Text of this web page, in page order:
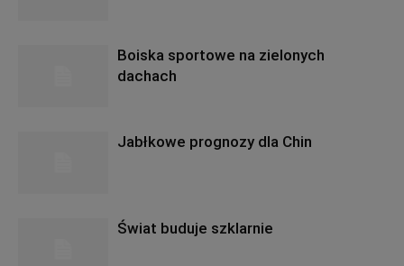
Boiska sportowe na zielonych
dachach
Jabłkowe prognozy dla Chin
Świat buduje szklarnie